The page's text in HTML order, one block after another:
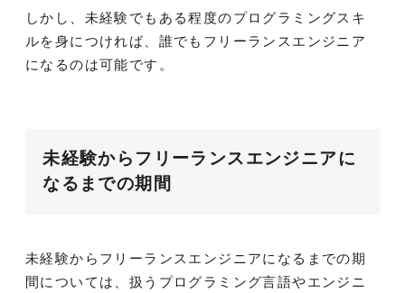
しかし、未経験でもある程度のプログラミングスキ
ルを身につければ、誰でもフリーランスエンジニア
になるのは可能です。
未経験からフリーランスエンジニアに
なるまでの期間
未経験からフリーランスエンジニアになるまでの期
間については、扱うプログラミング言語やエンジニ